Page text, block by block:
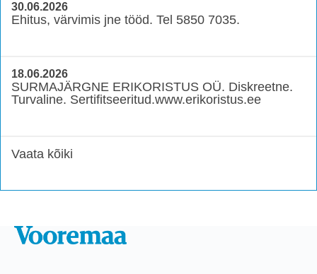
30.06.2026
Ehitus, värvimis jne tööd. Tel 5850 7035.
18.06.2026
SURMAJÄRGNE ERIKORISTUS OÜ. Diskreetne.
Turvaline. Sertifitseeritud.www.erikoristus.ee
Vaata kõiki